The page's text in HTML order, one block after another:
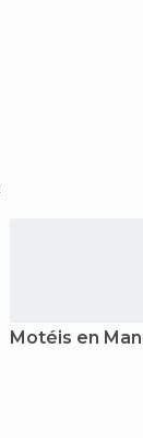
Motéis en